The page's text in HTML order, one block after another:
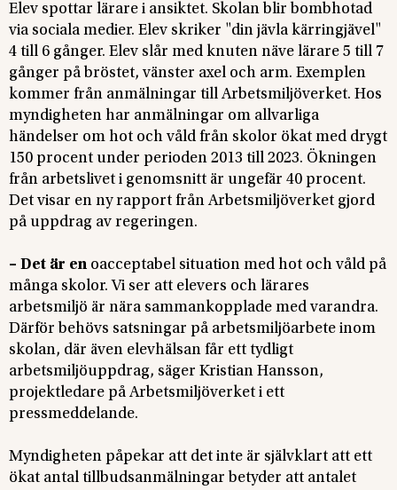
Elev spottar lärare i ansiktet. Skolan blir bombhotad
via sociala medier. Elev skriker "din jävla kärringjävel"
4 till 6 gånger. Elev slår med knuten näve lärare 5 till 7
gånger på bröstet, vänster axel och arm. Exemplen
kommer från anmälningar till Arbetsmiljöverket. Hos
myndigheten har anmälningar om allvarliga
händelser om hot och våld från skolor ökat med drygt
150 procent under perioden 2013 till 2023. Ökningen
från arbetslivet i genomsnitt är ungefär 40 procent.
Det visar en ny rapport från Arbetsmiljöverket gjord
på uppdrag av regeringen.
– Det är en oacceptabel situation med hot och våld på
många skolor. Vi ser att elevers och lärares
arbetsmiljö är nära sammankopplade med varandra.
Därför behövs satsningar på arbetsmiljöarbete inom
skolan, där även elevhälsan får ett tydligt
arbetsmiljöuppdrag, säger Kristian Hansson,
projektledare på Arbetsmiljöverket i ett
pressmeddelande.
Myndigheten påpekar att det inte är självklart att ett
ökat antal tillbudsanmälningar betyder att antalet